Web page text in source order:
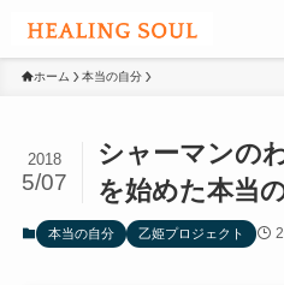
ホーム 本当の自分
シャーマンの
を始めた本当
2018
5/07
本当の自分 乙姫プロジェクト